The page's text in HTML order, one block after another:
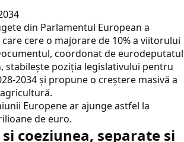
din Parlamentul European a
cere o majorare de 10% a viitorului
coordonat de eurodeputatul
stabilește poziția legislativului pentru
2034 și propune o creștere masivă a
Europene ar ajunge astfel la
de euro.
coeziunea, separate și